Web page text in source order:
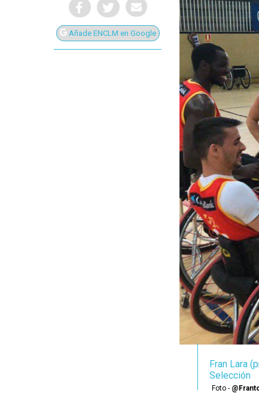
Presiona Intro para buscar o ESC para
Añade ENCLM en Google
Fran Lara
Selección
Foto -